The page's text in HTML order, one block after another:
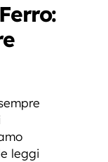
leggi